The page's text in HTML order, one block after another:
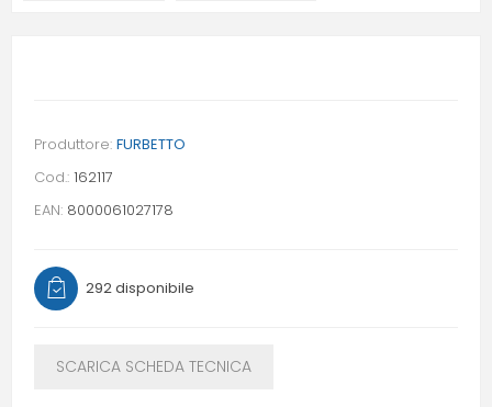
Produttore: FURBETTO
Cod.: 162117
EAN: 8000061027178
292 disponibile
SCARICA SCHEDA TECNICA